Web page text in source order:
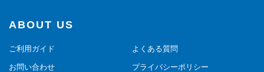
ABOUT US
ご利用ガイド よくある質問
お問い合わせ プライバシーポリシー